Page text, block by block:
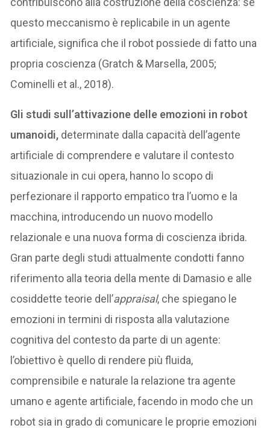
questo meccanismo è replicabile in un agente
artificiale, significa che il robot possiede di fatto una
propria coscienza (Gratch & Marsella, 2005;
Cominelli et al., 2018).
Gli studi sull’attivazione delle emozioni in robot
umanoidi, determinate dalla capacità dell’agente
artificiale di comprendere e valutare il contesto
situazionale in cui opera, hanno lo scopo di
perfezionare il rapporto empatico tra l’uomo e la
macchina, introducendo un nuovo modello
relazionale e una nuova forma di coscienza ibrida.
Gran parte degli studi attualmente condotti fanno
riferimento alla teoria della mente di Damasio e alle
cosiddette teorie dell’appraisal, che spiegano le
emozioni in termini di risposta alla valutazione
cognitiva del contesto da parte di un agente:
l’obiettivo è quello di rendere più fluida,
comprensibile e naturale la relazione tra agente
umano e agente artificiale, facendo in modo che un
robot sia in grado di comunicare le proprie emozioni